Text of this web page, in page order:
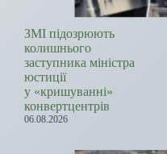
ЗМІ підозрюють
колишнього
заступника міністра
юстиції
у «кришуванні»
конвертцентрів
06.08.2026